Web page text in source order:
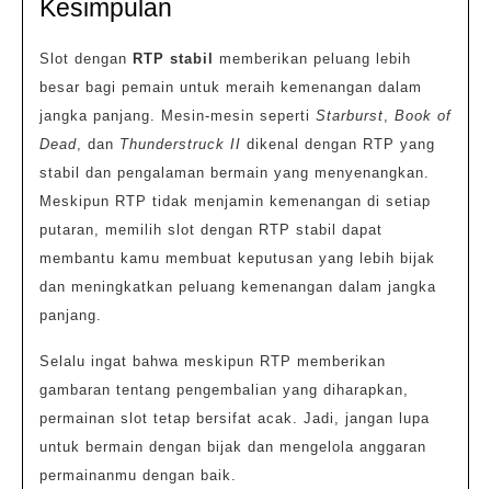
Kesimpulan
Slot dengan RTP stabil
memberikan peluang lebih
besar bagi pemain untuk meraih kemenangan dalam
jangka panjang. Mesin-mesin seperti Starburst, Book of
Dead, dan Thunderstruck II dikenal dengan RTP yang
stabil dan pengalaman bermain yang menyenangkan.
Meskipun RTP tidak menjamin kemenangan di setiap
putaran, memilih slot dengan RTP stabil dapat
membantu kamu membuat keputusan yang lebih bijak
dan meningkatkan peluang kemenangan dalam jangka
panjang.
Selalu ingat bahwa meskipun RTP memberikan
gambaran tentang pengembalian yang diharapkan,
permainan slot tetap bersifat acak. Jadi, jangan lupa
untuk bermain dengan bijak dan mengelola anggaran
permainanmu dengan baik.